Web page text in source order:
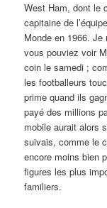
West Ham, dont le
capitaine de
Monde en 1966. Je
vous pouviez voir
coin le samedi ;
les footballeurs
prime quand ils
payé des millions
mobile aurait alors
suivais, comme le
encore moins bien
figures les plus
familiers.